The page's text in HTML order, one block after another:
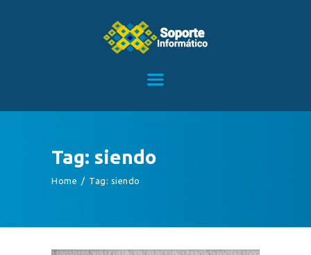
Tag: siendo
Home Tag: siendo
BLOG
TIENDA